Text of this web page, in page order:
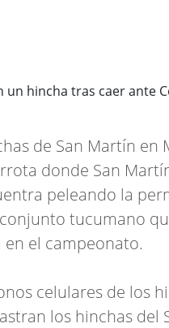
de San Martín en
donde San
peleando la
tucumano
el campeonato.
celulares de los
los hinchas del